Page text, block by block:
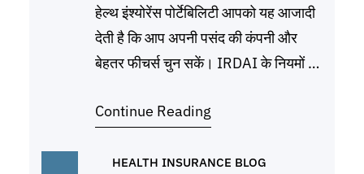
हेल्थ इंश्योरेंस पोर्टेबिलिटी आपको यह आजादी
देती है कि आप अपनी पसंद की कंपनी और
बेहतर फीचर्स चुन सकें। IRDAI के नियमों के
के ‘क्रेडिट’ (जैसे बीता हुआ वेटिंग पीरियड) को
के मुख्य फायदे पोर्ट करने की स्टेप-बाय-स्टेप
Continue Reading
HEALTH INSURANCE BLOG